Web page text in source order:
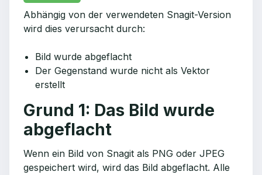
Abhängig von der verwendeten Snagit-Version
wird dies verursacht durch:
Bild wurde abgeflacht
Der Gegenstand wurde nicht als Vektor
erstellt
Grund 1: Das Bild wurde
abgeflacht
Wenn ein Bild von Snagit als PNG oder JPEG
gespeichert wird, wird das Bild abgeflacht. Alle